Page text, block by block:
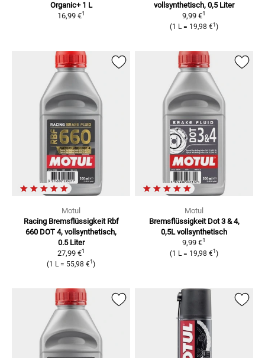
Organic+ 1 L
16,99 €1
vollsynthetisch, 0,5 Liter
9,99 €1
(1 L= 19,98 €1 )
Motul
Racing Bremsflüssigkeit Rbf
660 DOT 4, vollsynthetisch,
0.5 Liter
27,99 €1
(1 L = 55,98 €1 )
Motul
Bremsflüssigkeit Dot 3 & 4,
0,5L vollsynthetisch
9,99 €1
(1 L = 19,98 €1 )